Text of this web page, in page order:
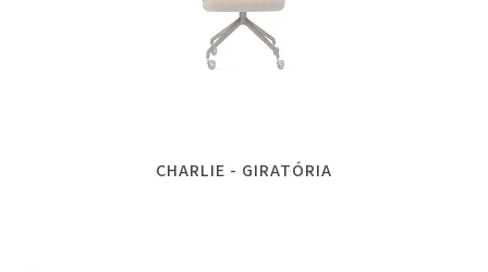
CHARLIE - GIRATÓRIA